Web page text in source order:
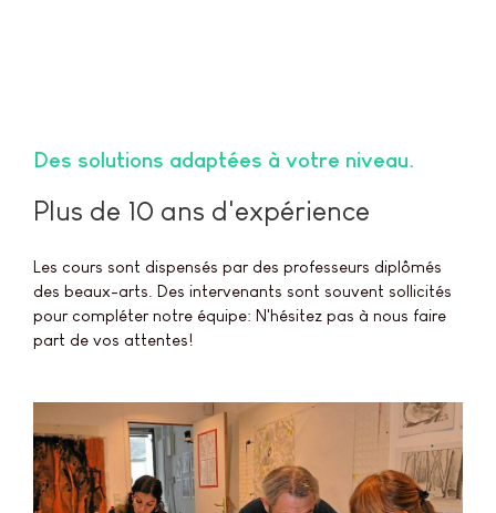
Des solutions adaptées à votre niveau
Plus de 10 ans d'expérience
Les cours sont dispensés par des professeurs diplômés
des beaux-arts. Des intervenants sont souvent sollicités
pour compléter notre équipe: N'hésitez pas à nous faire
part de vos attentes!